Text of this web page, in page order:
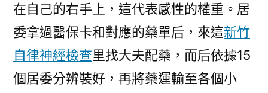
在自己的右手上，這代表感性的權重。居
委拿過醫保卡和對應的藥單后，來這新竹
自律神經檢查里找大夫配藥，而后依據15
個居委分辨裝好，再將藥運輸至各個小